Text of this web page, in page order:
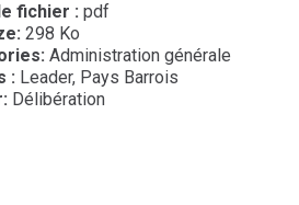
fichier : pdf
298 Ko
Administration générale
: Leader, Pays Barrois
Délibération